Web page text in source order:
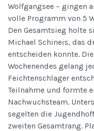
Wolfgangsee – gingen
volle Programm von 5
Den Gesamtsieg holte
Michael Schineis, das
entscheiden konnte.
Wochenendes gelang
Feichtenschlager
Teilnahme und formte
Nachwuchsteam.
segelten die
zweiten Gesamtrang.